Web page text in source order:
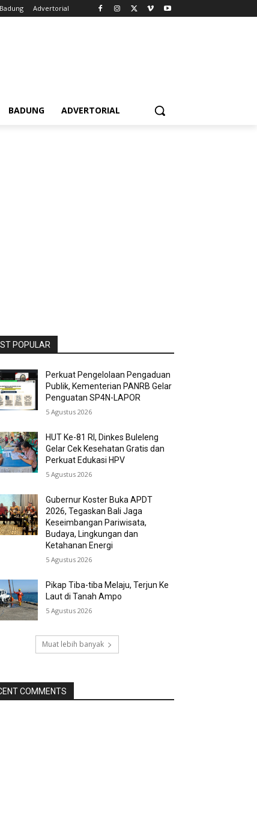
Badung Advertorial
BADUNG ADVERTORIAL
POPULAR
Perkuat Pengelolaan Pengaduan
Publik, Kementerian PANRB Gelar
Penguatan SP4N-LAPOR
5 Agustus 2026
HUT Ke-81 RI, Dinkes Buleleng
Gelar Cek Kesehatan Gratis dan
Perkuat Edukasi HPV
5 Agustus 2026
Gubernur Koster Buka APDT
2026, Tegaskan Bali Jaga
Keseimbangan Pariwisata,
Budaya, Lingkungan dan
Ketahanan Energi
5 Agustus 2026
Pikap Tiba-tiba Melaju, Terjun Ke
Laut di Tanah Ampo
5 Agustus 2026
Muat lebih banyak
COMMENTS